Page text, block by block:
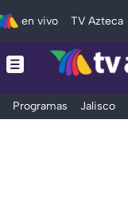
en vivo TV Azteca
Programas Jalisco